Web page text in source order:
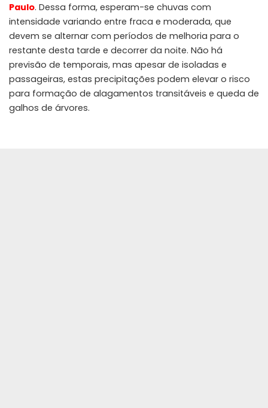
Paulo. Dessa forma, esperam-se chuvas com
intensidade variando entre fraca e moderada, que
devem se alternar com períodos de melhoria para o
restante desta tarde e decorrer da noite. Não há
previsão de temporais, mas apesar de isoladas e
passageiras, estas precipitações podem elevar o risco
para formação de alagamentos transitáveis e queda de
galhos de árvores.